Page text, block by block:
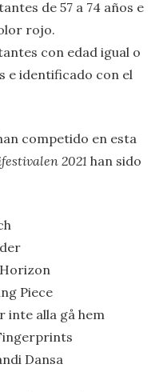
de 57 a 74 años e
rojo.
con edad igual o
e identificado con el
competido en esta
2021 han sido
Piece
inte alla gå hem
Dansa